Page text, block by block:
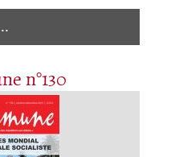
n°130